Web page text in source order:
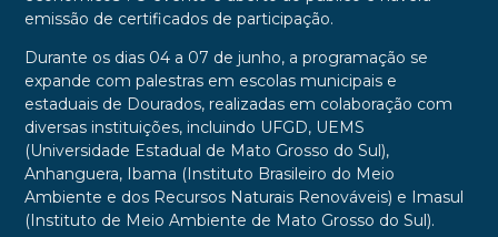
emissão de certificados de participação.
Durante os dias 04 a 07 de junho, a programação se
expande com palestras em escolas municipais e
estaduais de Dourados, realizadas em colaboração com
diversas instituições, incluindo UFGD, UEMS
(Universidade Estadual de Mato Grosso do Sul),
Anhanguera, Ibama (Instituto Brasileiro do Meio
Ambiente e dos Recursos Naturais Renováveis) e Imasul
(Instituto de Meio Ambiente de Mato Grosso do Sul).